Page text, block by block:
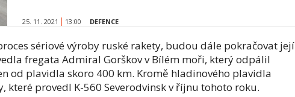
25. 11. 2021 13:00 DEFENCE
sériové výroby ruské rakety, budou dále pokračovat její
fregata Admiral Gorškov v Bílém moři, který odpálil
od plavidla skoro 400 km. Kromě hladinového plavidla
které provedl K-560 Severodvinsk v říjnu tohoto roku.